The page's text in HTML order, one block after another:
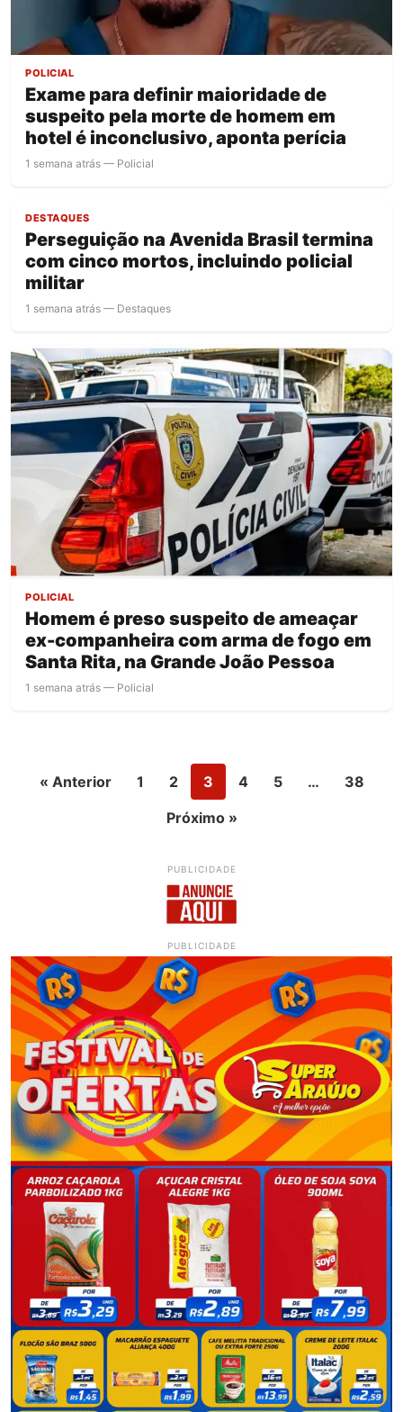
POLICIAL
Exame para definir maioridade de
suspeito pela morte de homem em
hotel é inconclusivo, aponta perícia
1 semana atrás — Policial
DESTAQUES
Perseguição na Avenida Brasil termina
com cinco mortos, incluindo policial
militar
1 semana atrás — Destaques
POLICIAL
Homem é preso suspeito de ameaçar
ex-companheira com arma de fogo em
Santa Rita, na Grande João Pessoa
1 semana atrás — Policial
« Anterior 1 2 3 4 5 …
38
Próximo »
PUBLICIDADE
PUBLICIDADE